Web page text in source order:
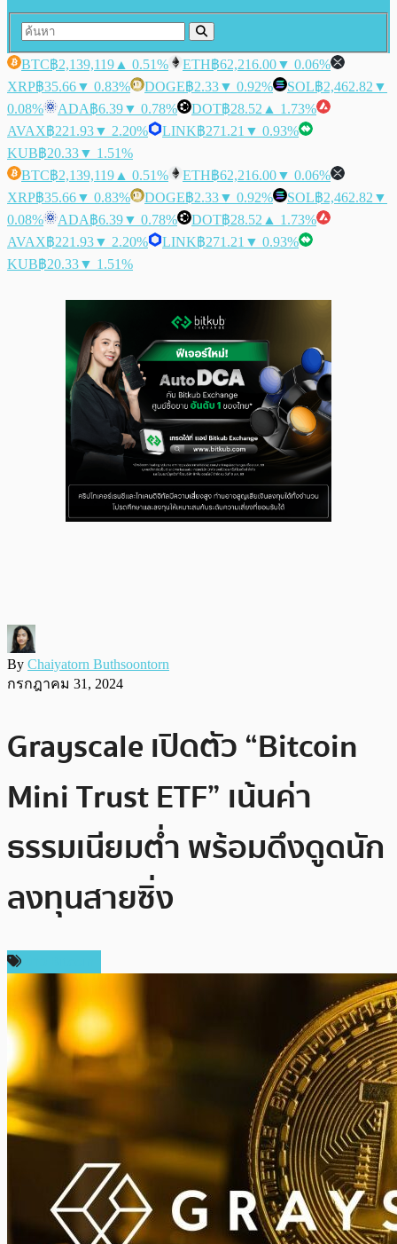
BTC฿2,139,119 ▲ 0.51% ETH฿62,216.00▼ 0.06%
XRP฿35.66▼ 0.83% DOGE฿2.33▼ 0.92% SOL฿2,462.82 ▼
0.08%
ADA฿6.39▼ 0.78% DOT฿28.52 ▲ 1.73%
AVAX฿221.93▼ 2.20% LINK฿271.21 ▼ 0.93%
KUB฿20.33▼ 1.51%
BTC฿2,139,119 ▲ 0.51% ETH฿62,216.00▼ 0.06%
XRP฿35.66▼ 0.83% DOGE฿2.33▼ 0.92% SOL฿2,462.82 ▼
0.08%
ADA฿6.39▼ 0.78% DOT฿28.52 ▲ 1.73%
AVAX฿221.93▼ 2.20% LINK฿271.21 ▼ 0.93%
KUB฿20.33▼ 1.51%
By Chaiyatorn Buthsoontorn
กรกฎาคม 31, 2024
Grayscale เปิดตัว “Bitcoin
Mini Trust ETF” เน้นค่า
ธรรมเนียมต่ำ พร้อมดึงดูดนัก
ลงทุนสายซิ่ง